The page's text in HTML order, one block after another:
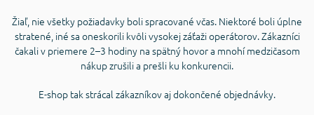
Žiaľ, nie všetky požiadavky boli spracované včas. Niektoré boli úplne
stratené, iné sa oneskorili kvôli vysokej záťaži operátorov. Zákazníci
čakali v priemere 2–3 hodiny na spätný hovor a mnohí medzičasom
nákup zrušili a prešli ku konkurencii.
E-shop tak strácal zákazníkov aj dokončené objednávky.